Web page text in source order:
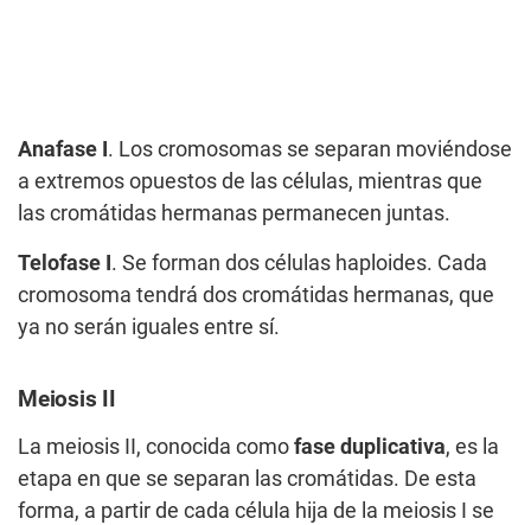
Anafase I . Los cromosomas se separan moviéndose
a extremos opuestos de las células, mientras que
las cromátidas hermanas permanecen juntas.
Telofase I . Se forman dos células haploides. Cada
cromosoma tendrá dos cromátidas hermanas, que
ya no serán iguales entre sí.
Meiosis II
La meiosis II, conocida como fase duplicativa, es la
etapa en que se separan las cromátidas. De esta
forma, a partir de cada célula hija de la meiosis I se